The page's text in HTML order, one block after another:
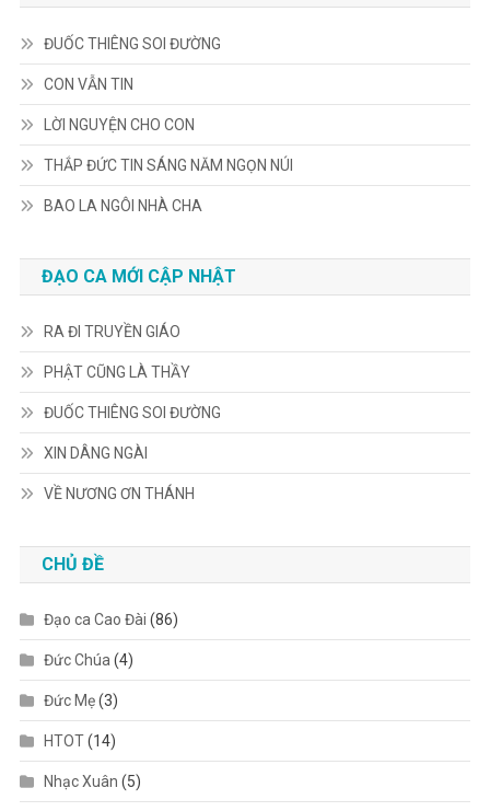
ĐUỐC THIÊNG SOI ĐƯỜNG
CON VẪN TIN
LỜI NGUYỆN CHO CON
THẮP ĐỨC TIN SÁNG NĂM NGỌN NÚI
BAO LA NGÔI NHÀ CHA
ĐẠO CA MỚI CẬP NHẬT
RA ĐI TRUYỀN GIÁO
PHẬT CŨNG LÀ THẦY
ĐUỐC THIÊNG SOI ĐƯỜNG
XIN DÂNG NGÀI
VỀ NƯƠNG ƠN THÁNH
CHỦ ĐỀ
Đạo ca Cao Đài (86)
Đức Chúa (4)
Đức Mẹ(3)
HTOT(14)
Nhạc Xuân (5)